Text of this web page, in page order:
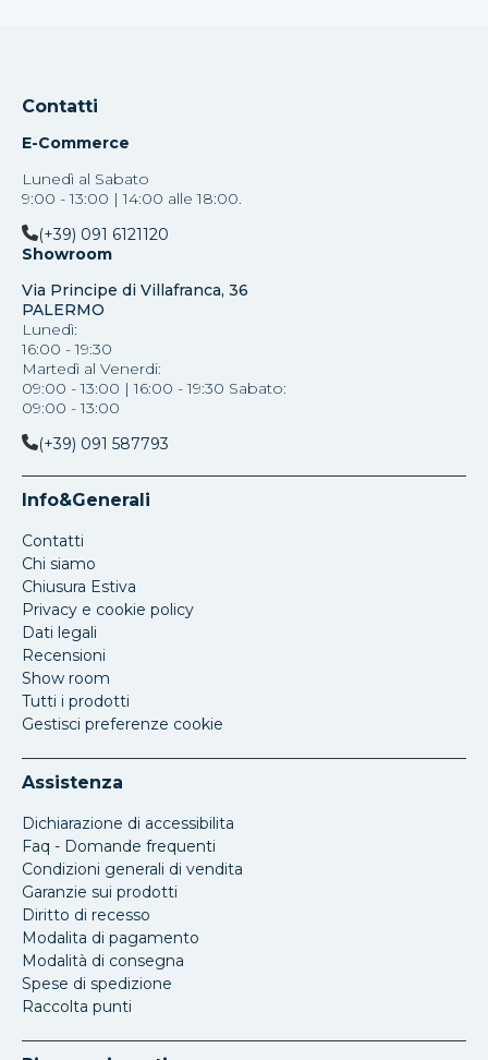
Contatti
E-Commerce
Lunedì al Sabato
9:00 - 13:00 | 14:00 alle 18:00.
(+39) 091 6121120
Showroom
Via Principe di Villafranca, 36
PALERMO
Lunedì:
16:00 - 19:30
Martedì al Venerdi:
09:00 - 13:00 | 16:00 - 19:30 Sabato:
09:00 - 13:00
(+39) 091 587793
Info&Generali
Contatti
Chi siamo
Chiusura Estiva
Privacy e cookie policy
Dati legali
Recensioni
Show room
Tutti i prodotti
Gestisci preferenze cookie
Assistenza
Dichiarazione di accessibilita
Faq - Domande frequenti
Condizioni generali di vendita
Garanzie sui prodotti
Diritto di recesso
Modalita di pagamento
Modalità di consegna
Spese di spedizione
Raccolta punti